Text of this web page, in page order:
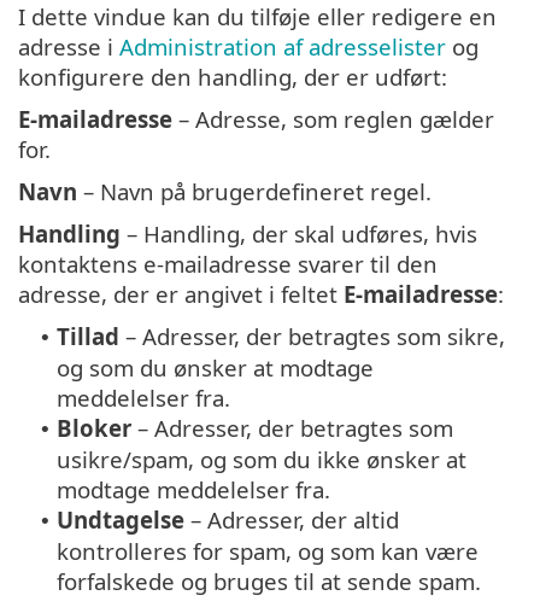
I dette vindue kan du tilføje eller redigere en
adresse i Administration af adresselister og
konfigurere den handling, der er udført:
E-mailadresse – Adresse, som reglen gælder
for.
Navn – Navn på brugerdefineret regel.
Handling – Handling, der skal udføres, hvis
kontaktens e-mailadresse svarer til den
adresse, der er angivet i feltet E-mailadresse:
• Tillad – Adresser, der betragtes som sikre,
og som du ønsker at modtage
meddelelser fra.
• Bloker – Adresser, der betragtes som
usikre/spam, og som du ikke ønsker at
modtage meddelelser fra.
• Undtagelse – Adresser, der altid
kontrolleres for spam, og som kan være
forfalskede og bruges til at sende spam.